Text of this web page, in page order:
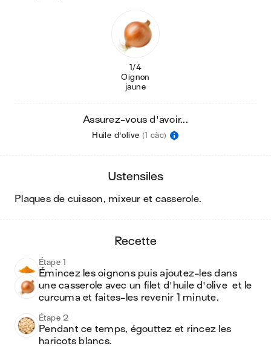
1/4
Oignon
jaune
Assurez-vous d'avoir...
Huile d'olive (1 càc)
ustensiles
plaques de cuisson, mixeur et casserole.
recette
Étape 1
Émincez les oignons puis ajoutez-les dans
une casserole avec un filet d'huile d'olive  et le
curcuma et faites-les revenir 1 minute.
Étape 2
Pendant ce temps, égouttez et rincez les
haricots blancs.